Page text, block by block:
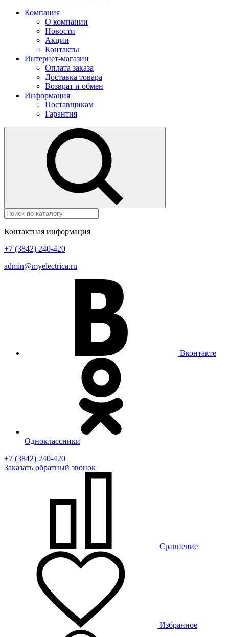
Компания
О компании
Новости
Акции
Контакты
Интернет-магазин
Оплата заказа
Доставка товара
Возврат и обмен
Информация
Поставщикам
Гарантия
Контактная информация
+7 (3842) 240-420
admin@myelectrica.ru
Вконтакте
Одноклассники
+7 (3842) 240-420
Заказать обратный звонок
Сравнение
Избранное